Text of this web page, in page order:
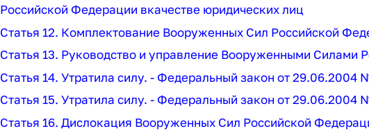
Российской Федерации вкачестве юридических лиц
Статья 12. Комплектование Вооруженных Сил Российской
Статья 13. Руководство и управление Вооруженными Силами
Статья 14. Утратила силу. - Федеральный закон от
Статья 15. Утратила силу. - Федеральный закон от
Статья 16. Дислокация Вооруженных Сил Российской